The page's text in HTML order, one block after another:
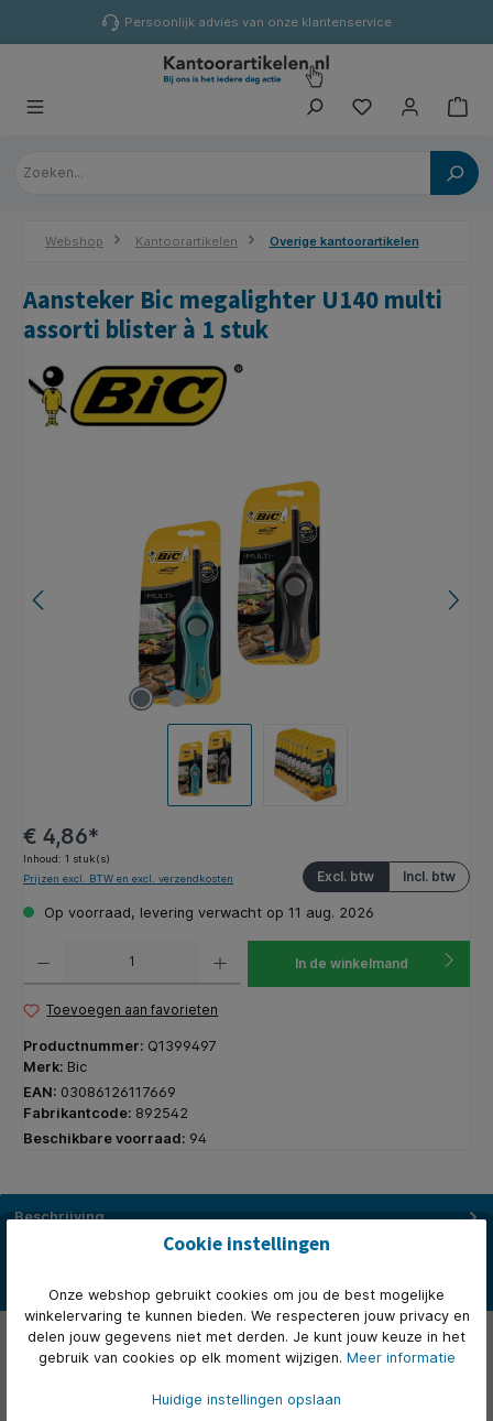
Persoonlijk advies van onze klantenservice
Webshop Kantoorartikelen Overige kantoorartikelen
Aansteker Bic megalighter U140 multi
assorti blister à 1 stuk
€ 4,86*
Inhoud: 1 stuk(s)
Incl. btw
Excl. btw
Prijzen excl. BTW en excl. verzendkosten
Op voorraad, levering verwacht op 11 aug. 2026
In de winkelmand
Toevoegen aan favorieten
Productnummer: Q1399497
Merk: Bic
EAN: 03086126117669
Fabrikantcode: 892542
Beschikbare voorraad: 94
Beschrijving
* BIC Megalighter Multi gasaanstekers kunt u overal gebruiken:
Meer
Eigenschappen
Cookie instellingen
Onze webshop gebruikt cookies om jou de best mogelijke
winkelervaring te kunnen bieden. We respecteren jouw privacy en
delen jouw gegevens niet met derden. Je kunt jouw keuze in het
gebruik van cookies op elk moment wijzigen. Meer informatie
Huidige instellingen opslaan